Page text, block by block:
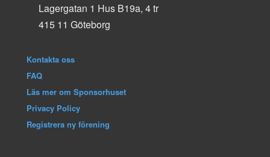
Lagergatan 1 Hus B19a, 4 tr
415 11 Göteborg
Kontakta oss
FAQ
Läs mer om Sponsorhuset
Privacy Policy
Registrera ny förening